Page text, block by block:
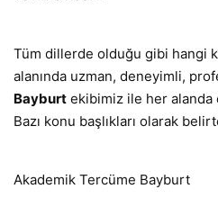
Tüm dillerde olduğu gibi hangi
alanında uzman, deneyimli,
Bayburt ekibimiz ile her
Bazı konu başlıkları olarak
Akademik Tercüme Bayburt